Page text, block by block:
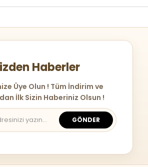
Haberler
Üye Olun ! Tüm İndirim ve
İlk Sizin Haberiniz Olsun !
GÖNDER